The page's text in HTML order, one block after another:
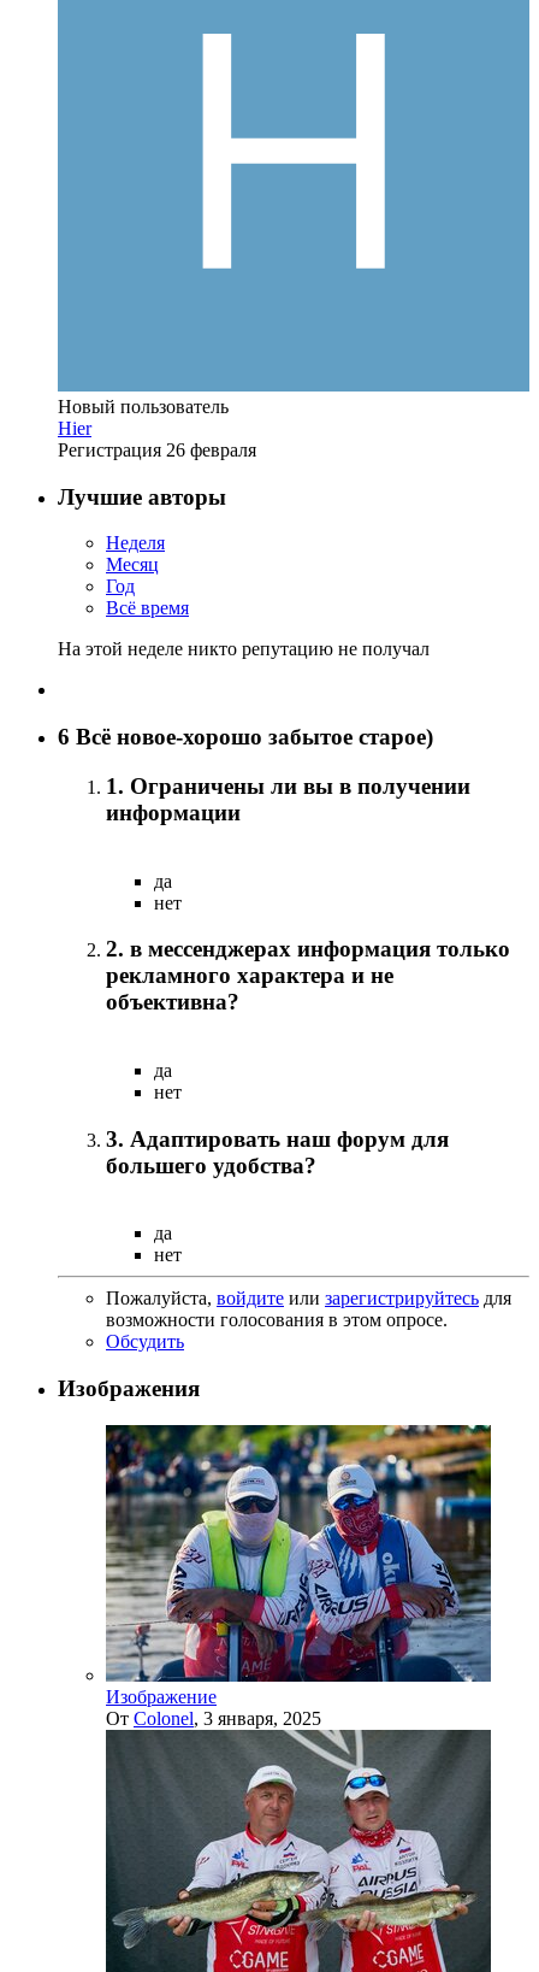
Новый пользователь
Hier
Регистрация 26 февраля
Лучшие авторы
Неделя
Месяц
Год
Всё время
На этой неделе никто репутацию не получал
6 Всё новое-хорошо забытое старое)
1. Ограничены ли вы в получении
информации
да
нет
2. в мессенджерах информация только
рекламного характера и не
объективна?
да
нет
3. Адаптировать наш форум для
большего удобства?
да
нет
Пожалуйста, войдите или зарегистрируйтесь для
возможности голосования в этом опросе.
Обсудить
Изображения
Изображение
От Colonel, 3 января, 2025